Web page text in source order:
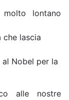
lontano
che lascia
Nobel per la
alle nostre